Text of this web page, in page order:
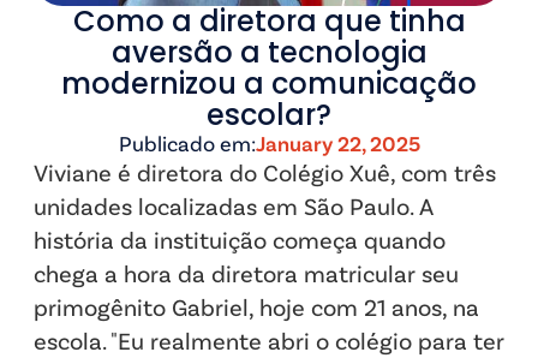
Como a diretora que tinha
aversão a tecnologia
modernizou a comunicação
escolar?
Publicado em:January 22, 2025
Viviane é diretora do Colégio Xuê, com três
unidades localizadas em São Paulo. A
história da instituição começa quando
chega a hora da diretora matricular seu
primogênito Gabriel, hoje com 21 anos, na
escola. "Eu realmente abri o colégio para ter